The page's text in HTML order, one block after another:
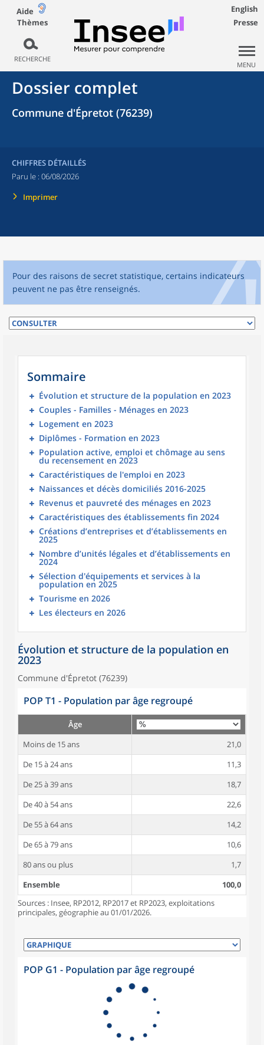
Aide
Thèmes
RECHERCHE
English
Presse
MENU
Dossier complet
Commune d'Épretot (76239)
CHIFFRES DÉTAILLÉS
Paru le : 06/08/2026
Imprimer
Pour des raisons de secret statistique, certains indicateurs
peuvent ne pas être renseignés.
Sommaire
Évolution et structure de la population en 2023
Couples - Familles - Ménages en 2023
Logement en 2023
Diplômes - Formation en 2023
Population active, emploi et chômage au sens
du recensement en 2023
Caractéristiques de l'emploi en 2023
Naissances et décès domiciliés 2016-2025
Revenus et pauvreté des ménages en 2023
Caractéristiques des établissements fin 2024
Créations d’entreprises et d’établissements en
2025
Nombre d’unités légales et d’établissements en
2024
Sélection d'équipements et services à la
population en 2025
Tourisme en 2026
Les électeurs en 2026
Évolution et structure de la population en
2023
Commune d'Épretot (76239)
POP T1 - Population par âge regroupé
Âge
Moins de 15 ans
21,0
De 15 à 24 ans
11,3
De 25 à 39 ans
18,7
De 40 à 54 ans
22,6
De 55 à 64 ans
14,2
De 65 à 79 ans
10,6
80 ans ou plus
1,7
Ensemble
100,0
Sources : Insee, RP2012, RP2017 et RP2023, exploitations
principales, géographie au 01/01/2026.
POP G1 - Population par âge regroupé